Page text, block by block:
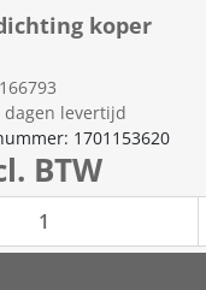
koper
levertijd
1701153620
BTW